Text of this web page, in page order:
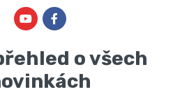
o všech